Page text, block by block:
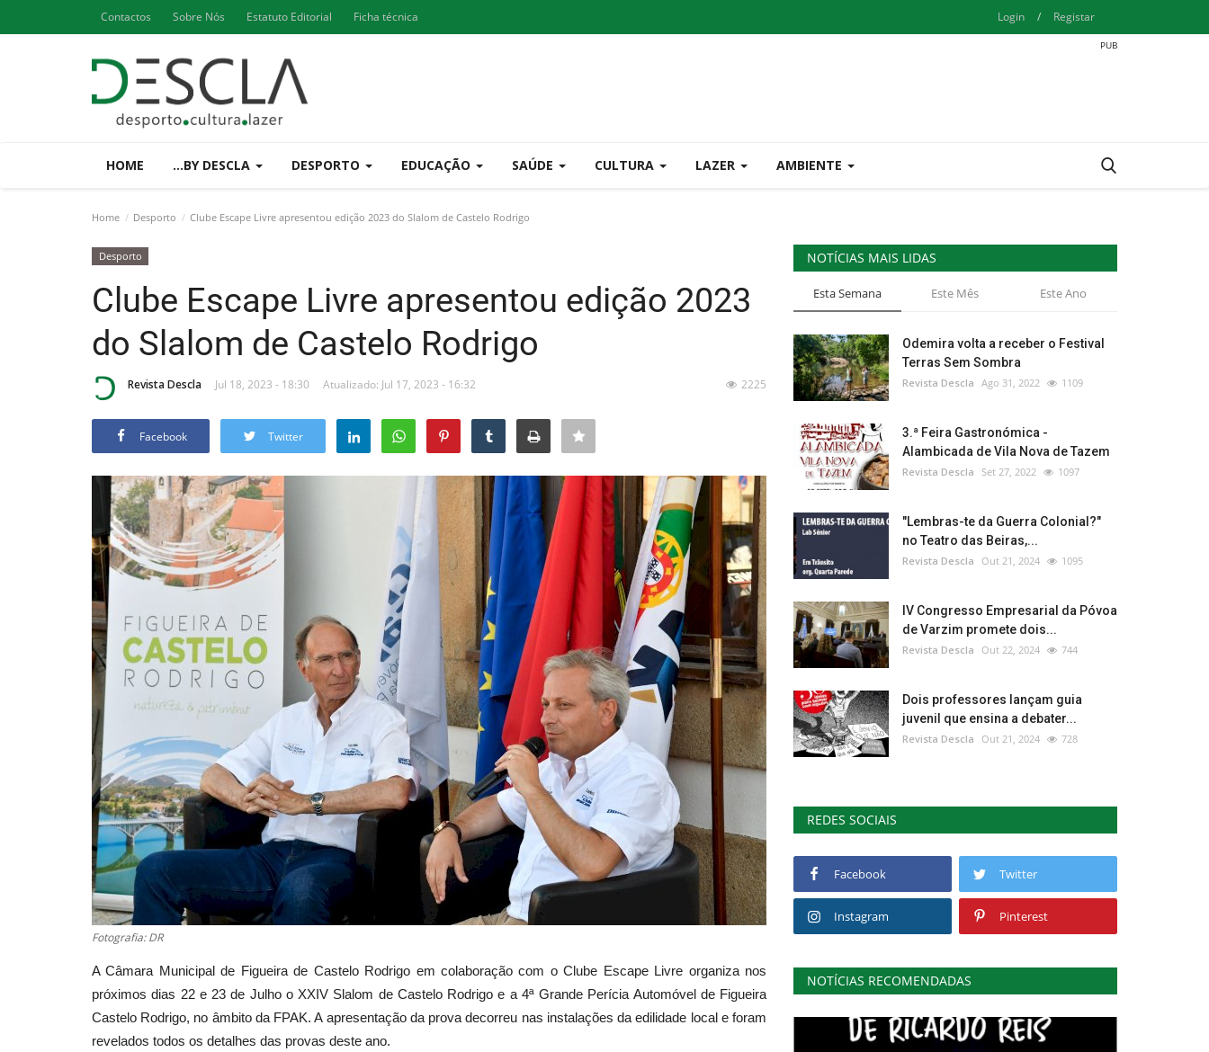
Contactos Sobre Nós Estatuto Editorial Ficha técnica Login / Registar
HOME ...BY DESCLA DESPORTO EDUCAÇÃO SAÚDE CULTURA LAZER AMBIENTE
Home Desporto Clube Escape Livre apresentou edição 2023 do Slalom de Castelo Rodrigo
Desporto
Clube Escape Livre apresentou edição 2023
do Slalom de Castelo Rodrigo
Revista Descla Jul 18, 2023 - 18:30 Atualizado: Jul 17, 2023 - 16:32 2225
Facebook Twitter
Fotografia: DR
A Câmara Municipal de Figueira de Castelo Rodrigo em colaboração com o Clube Escape Livre organiza nos
próximos dias 22 e 23 de Julho o XXIV Slalom de Castelo Rodrigo e a 4ª Grande Perícia Automóvel de Figueira
Castelo Rodrigo, no âmbito da FPAK. A apresentação da prova decorreu nas instalações da edilidade local e foram
revelados todos os detalhes das provas deste ano.
NOTÍCIAS MAIS LIDAS
Esta Semana Este Mês Este Ano
Odemira volta a receber o Festival
Terras Sem Sombra
Revista Descla Ago 31, 2022 1109
3.ª Feira Gastronómica -
Alambicada de Vila Nova de Tazem
Revista Descla Set 27, 2022 1097
"Lembras-te da Guerra Colonial?"
no Teatro das Beiras,...
Revista Descla Out 21, 2024 1095
IV Congresso Empresarial da Póvoa
de Varzim promete dois...
Revista Descla Out 22, 2024 744
Dois professores lançam guia
juvenil que ensina a debater...
Revista Descla Out 21, 2024 728
REDES SOCIAIS
Facebook Twitter
Instagram Pinterest
NOTÍCIAS RECOMENDADAS